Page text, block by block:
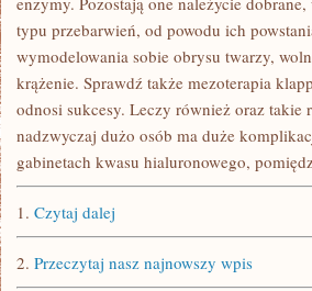
typu przebarwień, od powodu ich
wymodelowania sobie obrysu twarzy,
krążenie. Sprawdź także mezoterapia
odnosi sukcesy. Leczy również oraz
nadzwyczaj dużo osób ma duże
gabinetach kwasu hialuronowego,
1. Czytaj dalej
2. Przeczytaj nasz najnowszy wpis